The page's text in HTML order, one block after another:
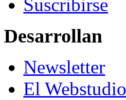
Suscribirse
Desarrollan
Newsletter
El Webstudio